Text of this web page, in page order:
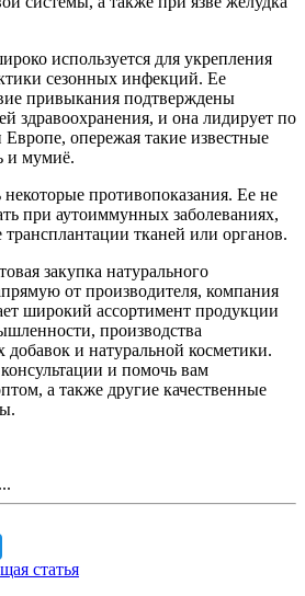
используется для укрепления
сезонных инфекций. Ее
привыкания подтверждены
здравоохранения, и она лидирует по
опережая такие известные
и мумиё.
противопоказания. Ее не
при аутоиммунных заболеваниях,
тканей или органов.
закупка натурального
от производителя, компания
широкий ассортимент продукции
производства
и натуральной косметики.
и помочь вам
а также другие качественные
статья